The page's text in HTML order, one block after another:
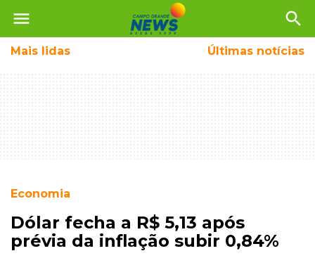
menu search
Mais lidas Últimas notícias
Economia
Dólar fecha a R$ 5,13 após
prévia da inflação subir 0,84%